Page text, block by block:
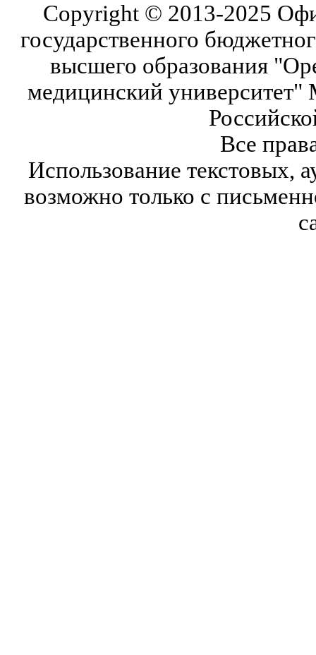
Copyright © 2013-2025
государственного
высшего образования
медицинский университет"
Все
Использование текстовых,
возможно только с